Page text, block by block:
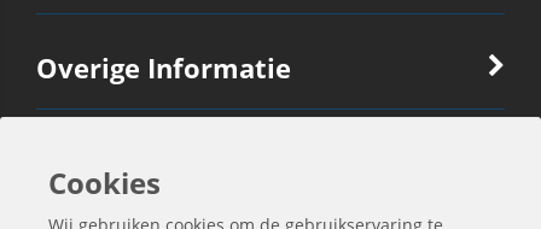
Overige Informatie
Ook Interessant
Cookies